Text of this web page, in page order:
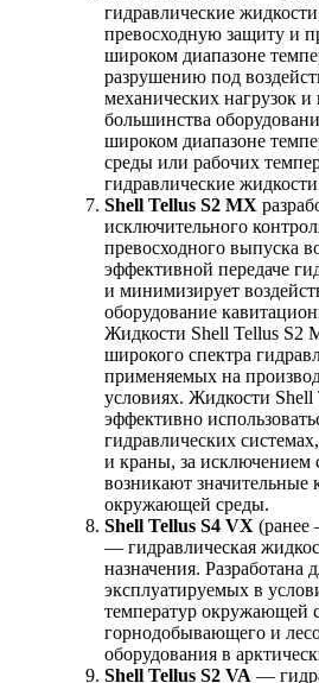
гидравлические
превосходную защиту и
широком диапазоне
разрушению под
механических нагрузок и
большинства
широком диапазоне
среды или рабочих
гидравлические
Shell Tellus S2 MX
исключительного
превосходного выпуска
эффективной передаче
и минимизирует
оборудование
Жидкости Shell Tellus S2
широкого спектра
применяемых на
условиях. Жидкости
эффективно
гидравлических
и краны, за исключением
возникают значительные
окружающей среды.
Shell Tellus S4 VX (ранее
— гидравлическая
назначения. Разработана
эксплуатируемых в
температур окружающей
горнодобывающего и
оборудования в
Shell Tellus S2 VA —